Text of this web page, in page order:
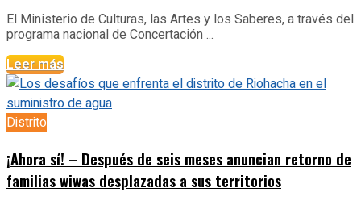
El Ministerio de Culturas, las Artes y los Saberes, a través del
programa nacional de Concertación ...
Leer más
Distrito
¡Ahora sí! – Después de seis meses anuncian retorno de
familias wiwas desplazadas a sus territorios